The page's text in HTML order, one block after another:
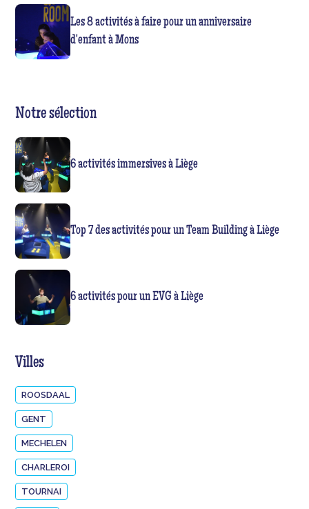
Les 8 activités à faire pour un anniversaire
d'enfant à Mons
Notre sélection
6 activités immersives à Liège
Top 7 des activités pour un Team Building à Liège
6 activités pour un EVG à Liège
Villes
ROOSDAAL
GENT
MECHELEN
CHARLEROI
TOURNAI